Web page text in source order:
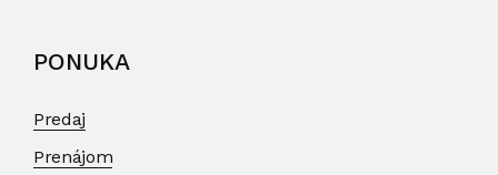
PONUKA
Predaj
Prenájom